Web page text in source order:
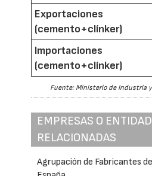
Exportaciones
(cemento+clínker)
Importaciones
(cemento+clínker)
Fuente: Ministerio de Industria
EMPRESAS O
RELACIONADAS
Agrupación de Fabricantes